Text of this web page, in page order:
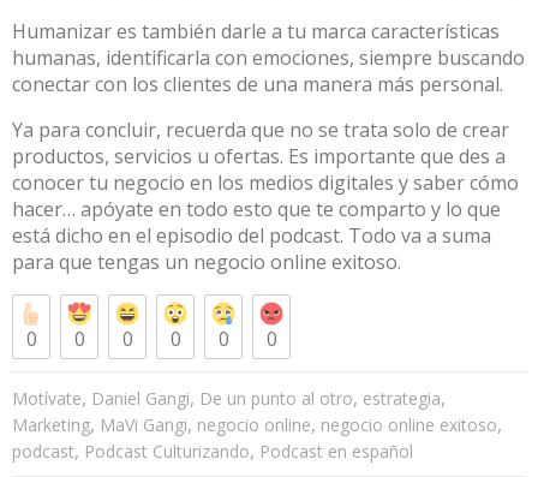
Humanizar es también darle a tu marca características
humanas, identificarla con emociones, siempre buscando
conectar con los clientes de una manera más personal.
Ya para concluir, recuerda que no se trata solo de crear
productos, servicios u ofertas. Es importante que des a
conocer tu negocio en los medios digitales y saber cómo
hacer… apóyate en todo esto que te comparto y lo que
está dicho en el episodio del podcast. Todo va a suma
para que tengas un negocio online exitoso.
0 0 0 0 0 0
Motívate, Daniel Gangi, De un punto al otro, estrategia,
Marketing, MaVi Gangi, negocio online, negocio online exitoso,
podcast, Podcast Culturizando, Podcast en español